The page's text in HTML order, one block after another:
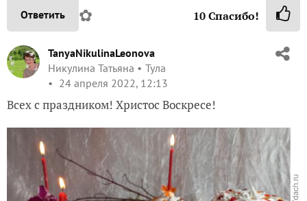
Ответить ✿ 10Спасибо!
TanyaNikulinaLeonova
Никулина Татьяна
Тула
24 апреля 2022, 12:13
Всех с праздником! Христос Воскресе!